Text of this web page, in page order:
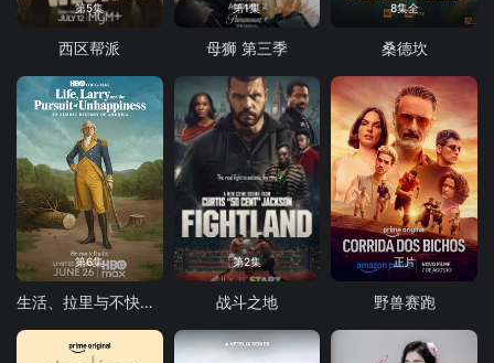
第5集
西区帮派
第1集
母狮 第三季
8集全
桑德坎
第6集
生活、拉里与不快乐的追求：一部美国史
第2集
战斗之地
正片
野兽赛跑